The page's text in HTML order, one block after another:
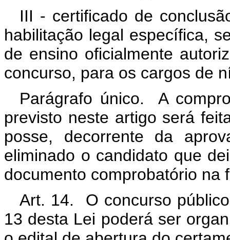
III - certificado de
habilitação legal específica,
de ensino oficialmente
concurso, para os cargos de
Parágrafo único. A
previsto neste artigo será
posse, decorrente da
eliminado o candidato que
documento comprobatório na
Art. 14. O concurso
13 desta Lei poderá ser